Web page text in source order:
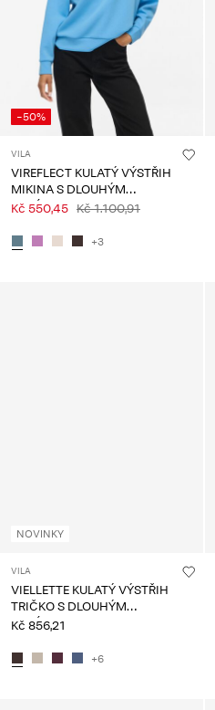
-50%
VILA
VIREFLECT KULATÝ VÝSTŘIH
MIKINA S DLOUHÝM
RUKÁVEM
Kč 550,45 Kč 1.100,91
+3
NOVINKY
VILA
VIELLETTE KULATÝ VÝSTŘIH
TRIČKO S DLOUHÝM
RUKÁVEM
Kč 856,21
+6